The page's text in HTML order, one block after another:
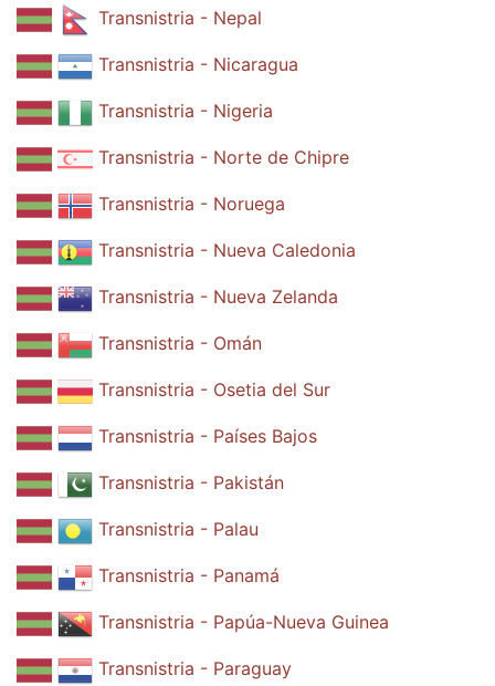
Transnistria - Nepal
Transnistria - Nicaragua
Transnistria - Nigeria
Transnistria - Norte de Chipre
Transnistria - Noruega
Transnistria - Nueva Caledonia
Transnistria - Nueva Zelanda
Transnistria - Omán
Transnistria - Osetia del Sur
Transnistria - Países Bajos
Transnistria - Pakistán
Transnistria - Palau
Transnistria - Panamá
Transnistria - Papúa-Nueva Guinea
Transnistria - Paraguay